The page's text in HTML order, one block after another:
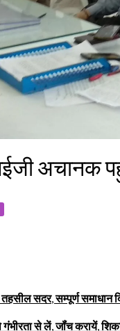
अचानक
सदर,सम्पूर्ण समाधान
गंभीरता से लें,जॉंच करायें,